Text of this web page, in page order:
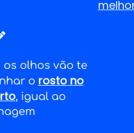
olhos vão te
o rosto no
, igual ao